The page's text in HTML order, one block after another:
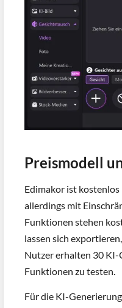
Preismodell
Edimakor ist
allerdings mit
Funktionen stehen
lassen sich
Nutzer erhalten 30 KI-
Funktionen zu testen.
Für die KI-